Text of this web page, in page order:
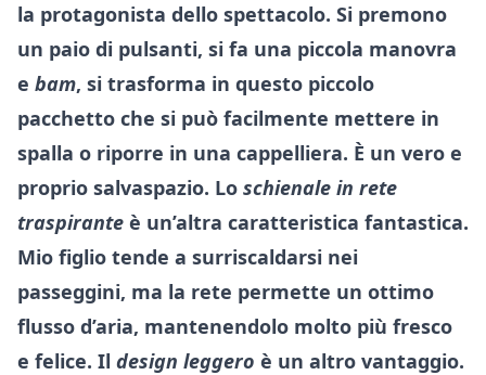
la protagonista dello spettacolo. Si premono
un paio di pulsanti, si fa una piccola manovra
e bam, si trasforma in questo piccolo
pacchetto che si può facilmente mettere in
spalla o riporre in una cappelliera. È un vero e
proprio salvaspazio. Lo schienale in rete
traspirante è un’altra caratteristica fantastica.
Mio figlio tende a surriscaldarsi nei
passeggini, ma la rete permette un ottimo
flusso d’aria, mantenendolo molto più fresco
e felice. Il design leggero è un altro vantaggio.